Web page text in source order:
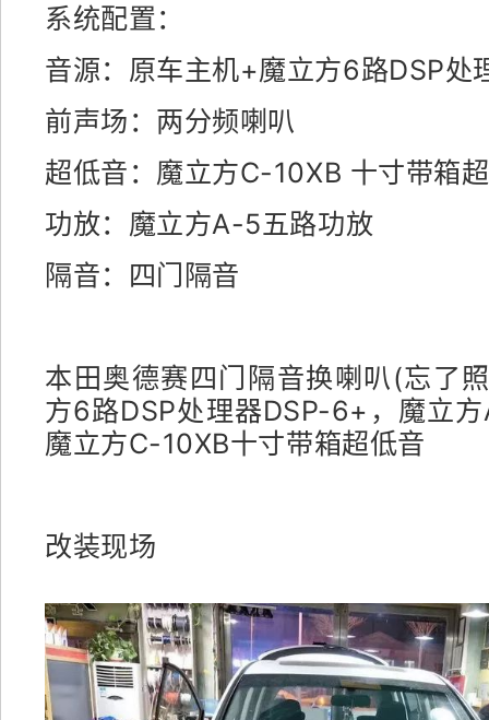
系统配置：
音源：原车主机+魔立方6路DSP处
前声场：两分频喇叭
超低音：魔立方C-10XB 十寸带箱
功放：魔立方A-5五路功放
隔音：四门隔音
本田奥德赛四门隔音换喇叭(忘了
方6路DSP处理器DSP-6+，魔立
魔立方C-10XB十寸带箱超低音
改装现场